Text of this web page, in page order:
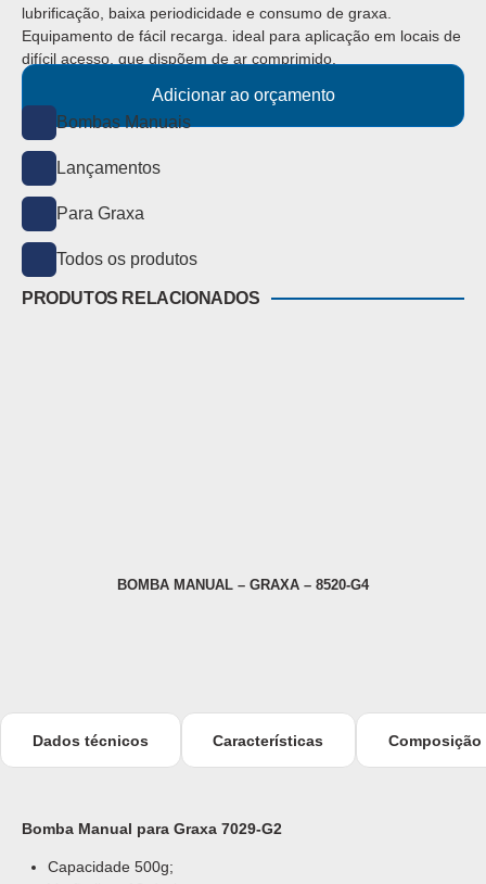
lubrificação, baixa periodicidade e consumo de graxa.
Equipamento de fácil recarga. ideal para aplicação em locais de
difícil acesso, que dispõem de ar comprimido.
Adicionar ao orçamento
Bombas Manuais
Lançamentos
Para Graxa
Todos os produtos
PRODUTOS RELACIONADOS
BOMBA MANUAL – GRAXA – 8520-G4
Dados técnicos Características Composição
Bomba Manual para Graxa 7029-G2
Capacidade 500g;